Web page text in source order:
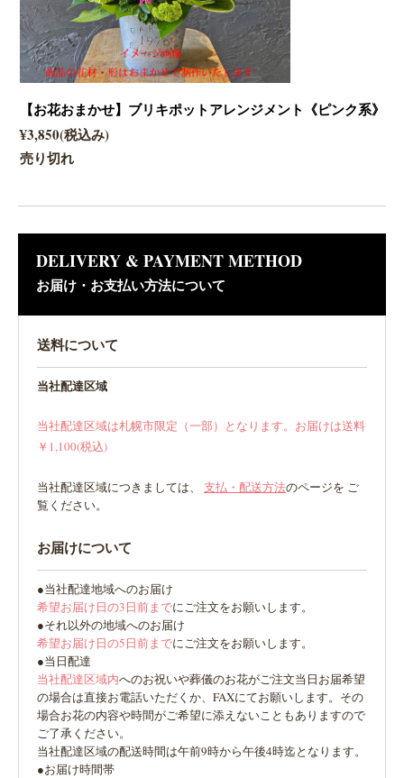
【お花おまかせ】ブリキポットアレンジメント《ピンク系》
¥3,850(税込み)
売り切れ
DELIVERY & PAYMENT METHOD
お届け・お支払い方法について
送料について
当社配達区域
当社配達区域は札幌市限定（一部）となります。お届けは送料
￥1,100(税込)
当社配達区域につきましては、 支払・配送方法のページを ご
覧ください。
お届けについて
●当社配達地域へのお届け
希望お届け日の3日前までにご注文をお願いします。
●それ以外の地域へのお届け
希望お届け日の5日前までにご注文をお願いします。
●当日配達
当社配達区域内へのお祝いや葬儀のお花がご注文当日お届希望
の場合は直接お電話いただくか、FAXにてお願いします。その
場合お花の内容や時間がご希望に添えないこともありますので
ご了承ください。
当社配達区域の配送時間は午前9時から午後4時迄となります。
●お届け時間帯